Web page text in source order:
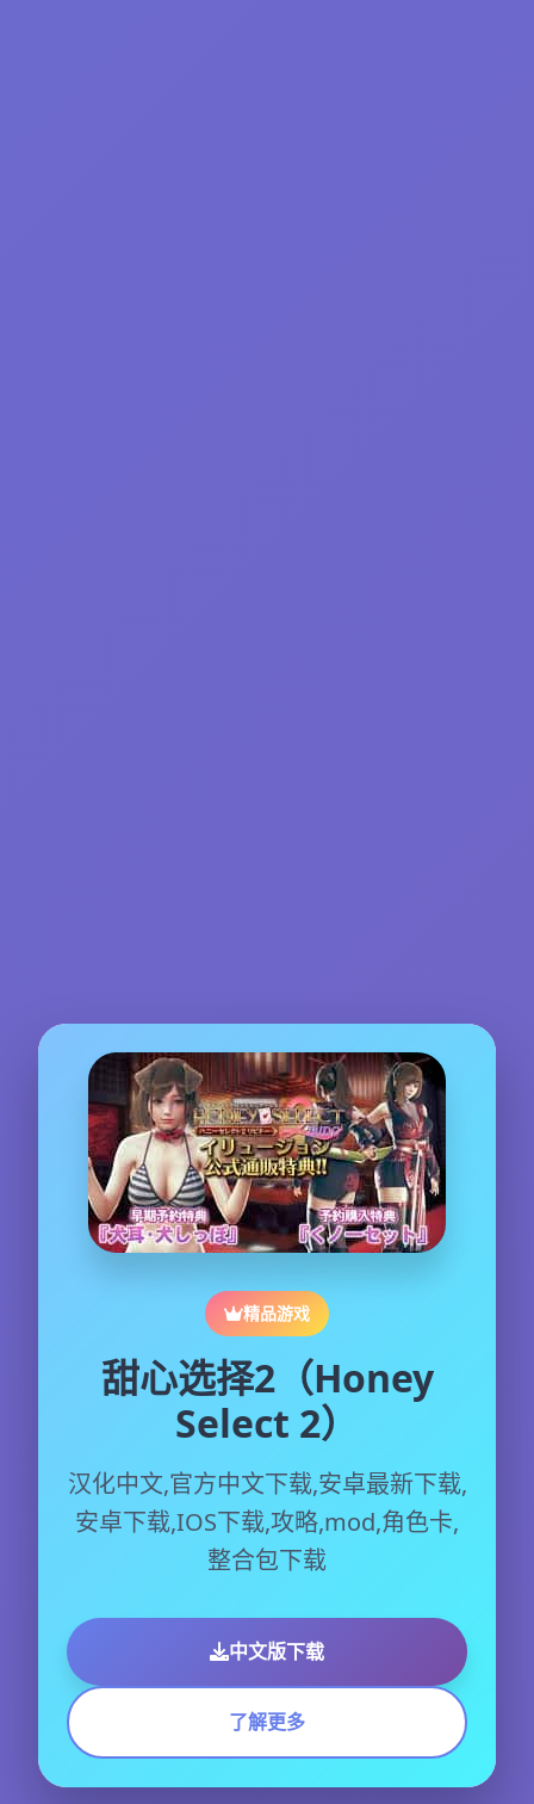
精品游戏
甜心选择2（Honey
Select 2）
汉化中文,官方中文下载,安卓最新下载,
安卓下载,IOS下载,攻略,mod,角色卡,
整合包下载
中文版下载
了解更多